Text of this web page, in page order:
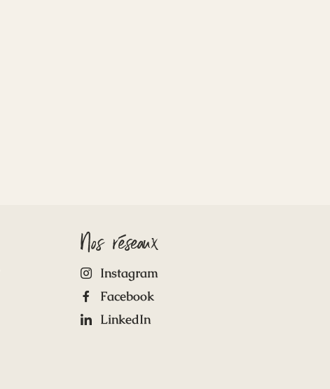
Nos réseaux
Instagram
Facebook
LinkedIn